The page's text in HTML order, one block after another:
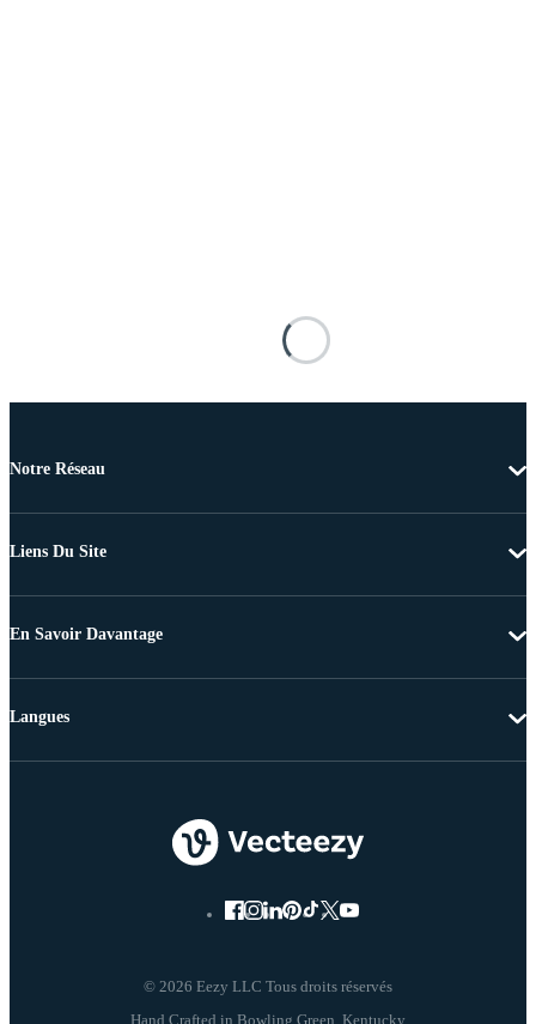
Notre Réseau
Liens Du Site
En Savoir Davantage
© 2026 Eezy LLC Tous droits réservés
Langues